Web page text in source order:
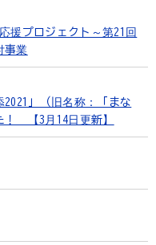
援プロジェクト～第21回
事業
2021」（旧名称：「まな
！ 【3月14日更新】